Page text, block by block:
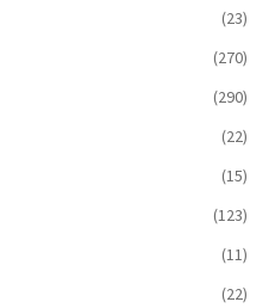
(23)
(270)
(290)
(22)
(15)
(123)
(11)
(22)